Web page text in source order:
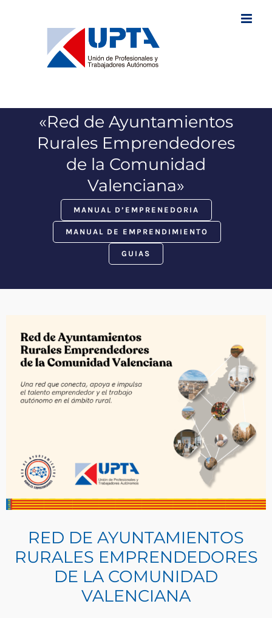
«Red de Ayuntamientos
Rurales Emprendedores
de la Comunidad
Valenciana»
MANUAL D’EMPRENEDORIA
MANUAL DE EMPRENDIMIENTO
GUIAS
RED DE AYUNTAMIENTOS
RURALES EMPRENDEDORES
DE LA COMUNIDAD
VALENCIANA